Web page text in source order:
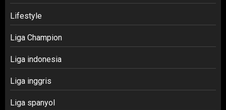
Lifestyle
Liga Champion
Liga indonesia
Liga inggris
Liga spanyol